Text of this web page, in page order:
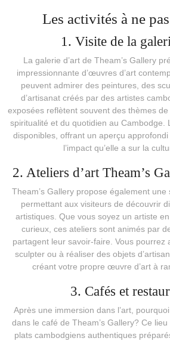
Les activités à ne
1. Visite de la
La galerie d’art de Theam’s Gallery
impressionnante d’œuvres d’art
peuvent admirer des peintures, des
d’artisanat créés par des artistes
exposées reflètent souvent des thèmes
spiritualité et du quotidien au Cambodge.
disponibles, offrant un aperçu
l’impact qu’elle a sur la
2. Ateliers d’art Theam’s
Theam’s Gallery propose également une
permettant aux visiteurs de découvrir
artistiques. Que vous soyez un artiste
curieux, ces ateliers sont animés par
partagent leur savoir-faire. Vous pourrez
sculpter ou à réaliser des objets
créant votre propre œuvre d’art à
3. Cafés et
Après une immersion dans l’art,
dans le café de Theam’s Gallery? Ce
plats cambodgiens authentiques